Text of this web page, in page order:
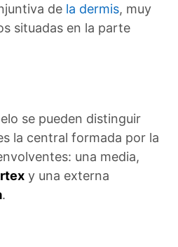
de la dermis, muy
situadas en la parte
se pueden distinguir
la central formada por la
una media,
y una externa
.